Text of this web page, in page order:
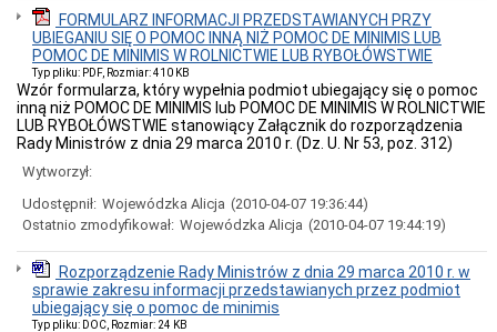
przedmiotu
zamówienia
2025
BUDOWA
BAZY
SPORTOWEJ
Postępowania
prowadzone
w
w
Tomaszowie
Platformie
Zamówienia
FORMULARZ INFORMACJI PRZEDSTAWIANYCH PRZY
UBIEGANIU SIĘ O POMOC INNĄ NIŻ POMOC DE MINIMIS LUB
POMOC DE MINIMIS W ROLNICTWIE LUB RYBOŁÓWSTWIE
Typ pliku: PDF, Rozmiar: 410 KB
Wzór formularza, który wypełnia podmiot ubiegający się o pomoc
inną niż POMOC DE MINIMIS lub POMOC DE MINIMIS W ROLNICTWIE
LUB RYBOŁÓWSTWIE stanowiący Załącznik do rozporządzenia
Rady Ministrów z dnia 29 marca 2010 r. (Dz. U. Nr 53, poz. 312)
Wytworzył:
Udostępnił: Wojewódzka Alicja (2010-04-07 19:36:44)
Ostatnio zmodyfikował: Wojewódzka Alicja (2010-04-07 19:44:19)
Rozporządzenie Rady Ministrów z dnia 29 marca 2010 r. w
sprawie zakresu informacji przedstawianych przez podmiot
ubiegający się o pomoc de minimis
Typ pliku: DOC, Rozmiar: 24 KB